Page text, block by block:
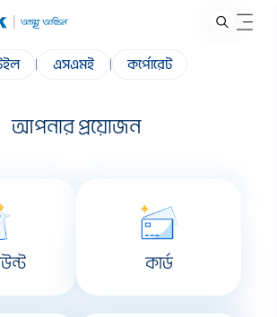
| এসএমই | কর্পোরেট
আপনার প্রয়োজন
কার্ড